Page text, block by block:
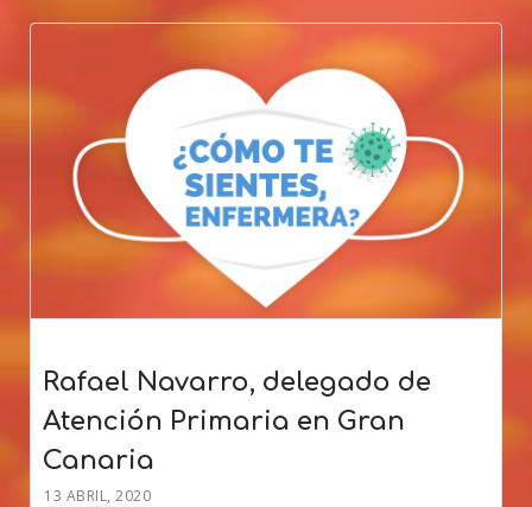
Rafael Navarro, delegado de
Atención Primaria en Gran
Canaria
13 ABRIL, 2020